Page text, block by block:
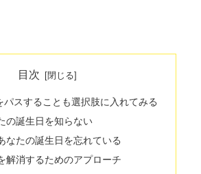
目次
パスすることも選択肢に入れてみる
の誕生日を知らない
なたの誕生日を忘れている
解消するためのアプローチ